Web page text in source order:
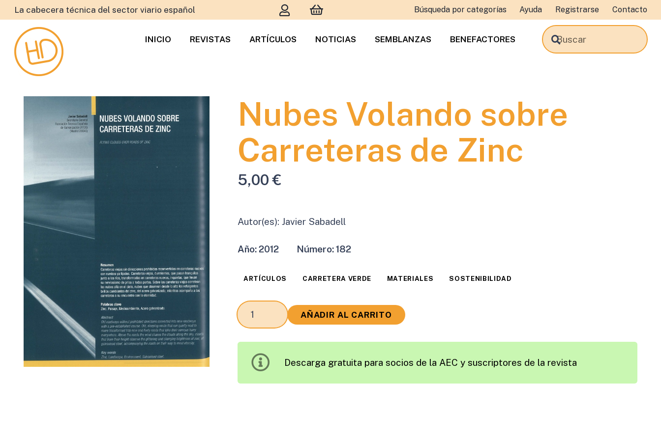
La cabecera técnica del sector viario español Búsqueda por categorías Ayuda Registrarse Contacto
INICIO REVISTAS ARTÍCULOS NOTICIAS SEMBLANZAS BENEFACTORES
Nubes Volando sobre
Carreteras de Zinc
5,00€
Autor(es): Javier Sabadell
Año:2012 Número:182
ARTÍCULOS CARRETERA VERDE MATERIALES SOSTENIBILIDAD
Nubes
Volando
AÑADIR AL CARRITO
Descarga gratuita para socios de la AEC y suscriptores de la revista